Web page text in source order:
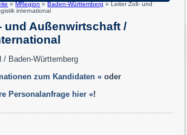
» MRegion » Baden-Württemberg » Leiter Zoll- und
international
und Außenwirtschaft /
/ Baden-Württemberg
zum Kandidaten « oder
Personalanfrage hier «!